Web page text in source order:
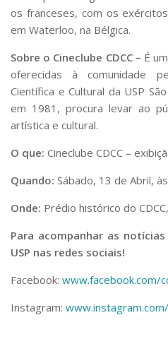
os franceses, com os
em Waterloo, na Bélgica.
Sobre o Cineclube CDCC – É
oferecidas à comunidade
Científica e Cultural da USP
em 1981, procura levar ao
artística e cultural.
O que: Cineclube CDCC –
Quando: Sábado, 13 de Abril,
Onde: Prédio histórico do
Para acompanhar as
USP nas redes sociais!
Facebook: www.facebook.com/
Instagram: